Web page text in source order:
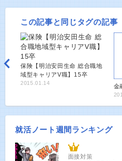
この記事と同じタグの記事
保険【明治安田生命 総合職地
域型キャリアV職】15卒
2015.01.14
金
就活ノート週間ランキング
面接対策